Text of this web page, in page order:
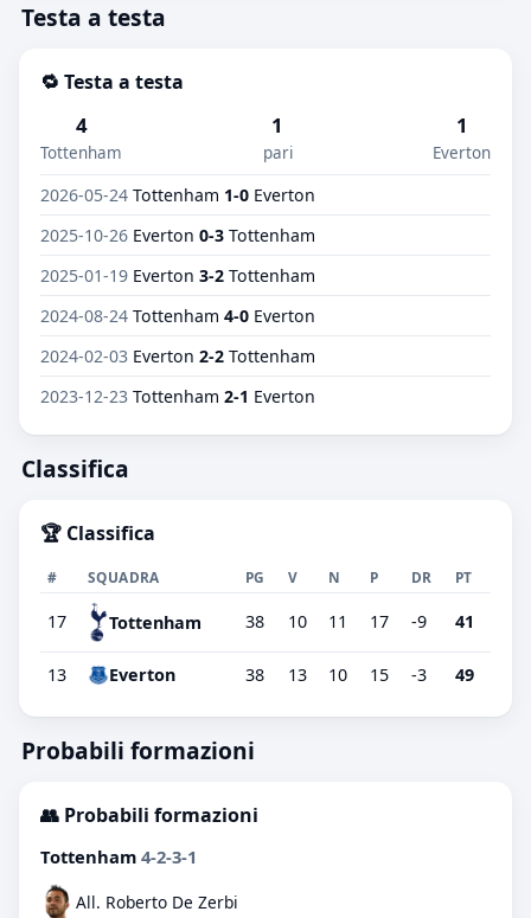
Testa a testa
🔁 Testa a testa
4
Tottenham
1
pari
1
Everton
2026-05-24 Tottenham 1-0 Everton
2025-10-26 Everton 0-3 Tottenham
2025-01-19 Everton 3-2 Tottenham
2024-08-24 Tottenham 4-0 Everton
2024-02-03 Everton 2-2 Tottenham
2023-12-23 Tottenham 2-1 Everton
Classifica
🏆 Classifica
# SQUADRA PG V N P DR PT
17 Tottenham 38 10 11 17 -9 41
13 Everton 38 13 10 15 -3 49
Probabili formazioni
👥 Probabili formazioni
Tottenham 4-2-3-1
All. Roberto De Zerbi